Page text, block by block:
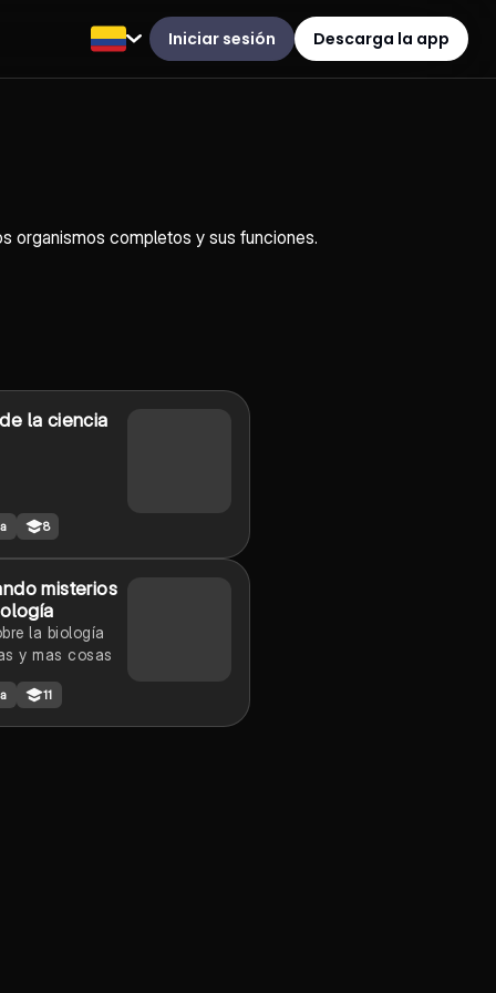
Iniciar sesión Descarga la app
organismos completos y sus funciones.
la ciencia
8
misterios
la biología
y mas cosas
11